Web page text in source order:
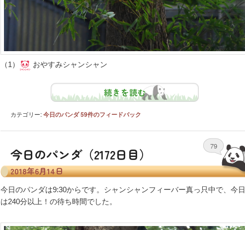
（1） おやすみシャンシャン
続きを読む
カテゴリー:今日のパンダ59件のフィードバック
今日のパンダ（2172日目）
2018年6月14日
79
今日のパンダは9:30からです。シャンシャンフィーバー真っ只中で、今日
は240分以上！の待ち時間でした。